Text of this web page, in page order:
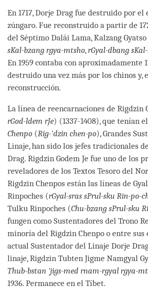
En 1717, Dorje Drag fue destruido por el
zúngaro. Fue reconstruido a partir de
del Séptimo Dalái Lama, Kalzang Gyatso
sKal-bzang rgya-mtsho,rGyal-dbang
En 1959 contaba con aproximadamente
destruido una vez más por los chinos y,
reconstrucción.
La línea de reencarnaciones de Rigdzin
rGod-ldem rJe) (1337-1408), que tenían
Chenpo (Rig-'dzin chen-po), Grandes
Linaje, han sido los jefes tradicionales
Drag. Rigdzin Godem Je fue uno de los
reveladores de los Textos Tesoro del
Rigdzin Chenpos están las líneas de
Rinpoches (rGyal-sras sPrul-sku Rin-po-
Tulku Rinpoches (Chu-bzang sPrul-sku
fungen como Sustentadores del Trono
minoría del Rigdzin Chenpo o entre sus
actual Sustentador del Linaje Dorje
linaje, Rigdzin Tubten Jigme Namgyal
Thub-bstan 'jigs-med rnam-rgyal rgya-
1936. Permanece en el Tíbet.